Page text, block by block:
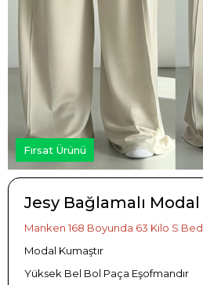
Fırsat Ürünü
Jesy Bağlamalı
Manken 168 Boyunda 63 Kilo S
Modal Kumaştır
Yüksek Bel Bol Paça Eşofmandır